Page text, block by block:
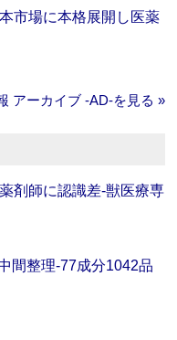
市場に本格展開し医薬
アーカイブ ‐AD‐を見る »
剤師に認識差‐獣医療専
間整理‐77成分1042品